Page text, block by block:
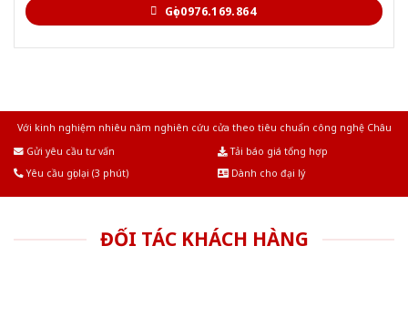
Gọi 0976.169.864
Với kinh nghiệm nhiêu năm nghiên cứu cửa theo tiêu chuẩn công nghệ Châu
Gửi yêu cầu tư vấn
Tải báo giá tổng hợp
Yêu cầu gọi lại (3 phút)
Dành cho đại lý
ĐỐI TÁC KHÁCH HÀNG